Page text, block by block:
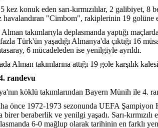
kez konuk eden sarı-kırmızılılar, 2 galibiyet, 8
"Cimbom", rakiplerinin 19 golüne
Alman takımlarıyla deplasmanda yaptığı
Türk'ün yaşadığı Almanya'da çıktığı 16
6 mücadeleden ise yenilgiyle ayrıldı.
Alman takımlarına attığı 19 gole karşılık
randevu
köklü takımlarından Bayern Münih ile 4.
önce 1972-1973 sezonunda UEFA Şampiyon
birer beraberlik ve yenilgi yaşadı. Sarı-kırmızılı
6-0 mağlup olarak tarihinin en farklı